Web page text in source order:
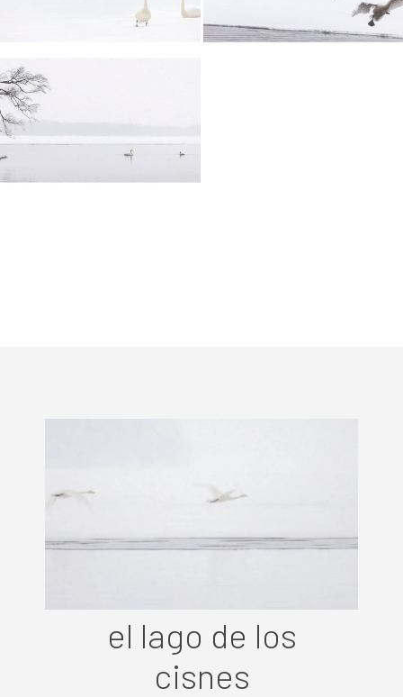
el lago de los
cisnes